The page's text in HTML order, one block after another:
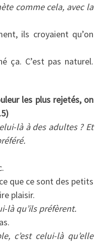
comme cela, avec la
ils croyaient qu’on
ça. C’est pas naturel.
les plus rejetés, on
là à des adultes ? Et
que ce sont des petits
plaisir.
là qu’ils préfèrent.
c’est celui-là qu’elle